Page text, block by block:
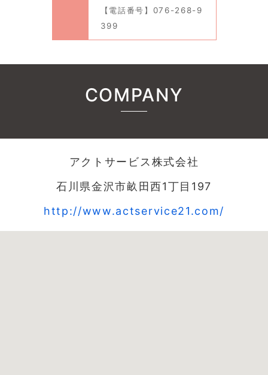
【電話番号】076-268-9
399
COMPANY
アクトサービス株式会社
石川県金沢市畝田西1丁目197
http://www.actservice21.com/